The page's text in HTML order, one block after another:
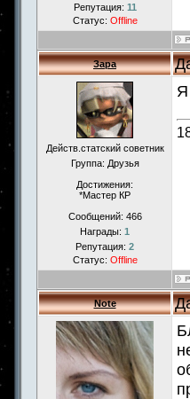
Репутация: 11
Статус: Offline
Зара
Действ.статский советник
Группа: Друзья
Достижения:
*Мастер КР
Сообщений: 466
Награды: 1
Репутация: 2
Статус: Offline
Note